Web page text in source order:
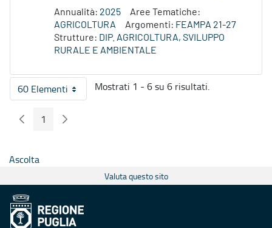
Annualità: 2025
Aree Tematiche:
AGRICOLTURA
Argomenti: FEAMPA 21-27
Strutture: DIP. AGRICOLTURA, SVILUPPO
RURALE E AMBIENTALE
60 ElementiPer pagina
Mostrati 1 - 6 su 6 risultati.
Pagina Precedente
Pagina
1 Pagina Seguente
Ascolta
Valuta questo sito